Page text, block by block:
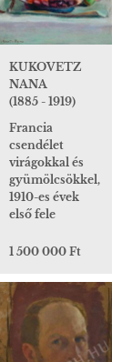
KUKOVETZ
NANA
(1885 - 1919)
Francia
csendélet
virágokkal és
gyümölcsökkel,
1910-es évek
első fele
1 500 000 Ft